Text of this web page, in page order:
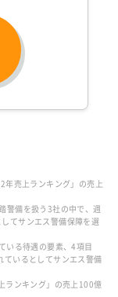
年売上ランキング」の売上
警備を扱う3社の中で、週
てサンエス警備保障を選
いる待遇の要素、4項目
ているとしてサンエス警備
ランキング」の売上100億